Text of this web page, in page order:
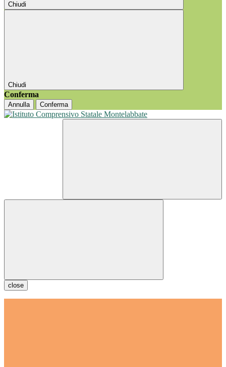
Chiudi
Chiudi
Conferma
Annulla Conferma
close